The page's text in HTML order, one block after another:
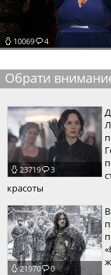
пїЅпїЅпїЅ
пїЅпїЅпїЅ
пїЅпїЅпїЅ
пїЅпїЅпїЅ
10069 4
Обрати
23719 3
красоты
21970 0